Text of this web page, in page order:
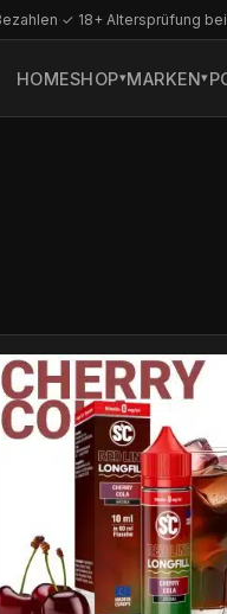
·✓ 18+ Altersprüfung
HOMESHOP MARKEN